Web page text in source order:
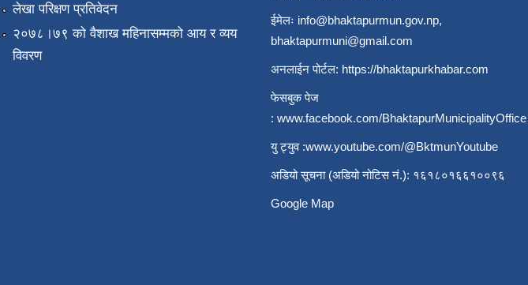
लेखा परिक्षण प्रतिवेदन
२०७८।७९ को वैशाख महिनासम्मको आय र व्यय
विवरण
ईमेलः info@bhaktapurmun.gov.np,
bhaktapurmuni@gmail.com
अनलाईन पोर्टल: https://bhaktapurkhabar.com
फेसबुक पेज
: www.facebook.com/BhaktapurMunicipalityOffice
यु ट्युव :www.youtube.com/@BktmunYoutube
अडियो सूचना (अडियो नोटिस नं.): १६१८०१६६१००९६
Google Map